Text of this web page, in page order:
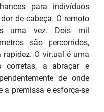
para indivíduos
de cabeça. O remoto
uma vez. Dois mil
são percorridos,
rapidez. O virtual é uma
corretas, a abraçar e
de onde
a premissa e esforça-se